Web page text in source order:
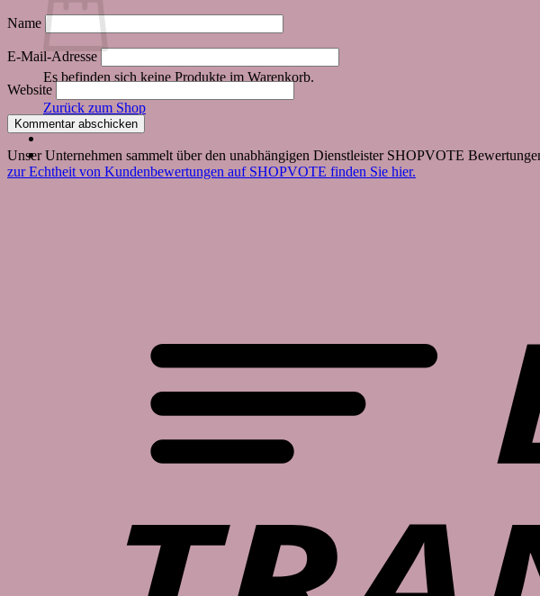
Es befinden sich keine Produkte im Warenkorb.
Zurück zum Shop
Name
E-Mail-Adresse
Website
Unser Unternehmen sammelt über den unabhängigen Dienstleister SHOPVOTE
zur Echtheit von Kundenbewertungen auf SHOPVOTE finden Sie hier.